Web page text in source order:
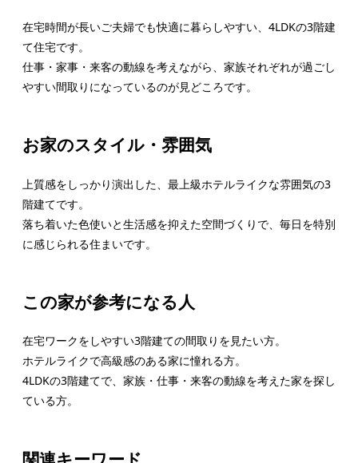
在宅時間が長いご夫婦でも快適に暮らしやすい、4LDKの3階建
て住宅です。
仕事・家事・来客の動線を考えながら、家族それぞれが過ごし
やすい間取りになっているのが見どころです。
お家のスタイル・雰囲気
上質感をしっかり演出した、最上級ホテルライクな雰囲気の3
階建てです。
落ち着いた色使いと生活感を抑えた空間づくりで、毎日を特別
に感じられる住まいです。
この家が参考になる人
在宅ワークをしやすい3階建ての間取りを見たい方。
ホテルライクで高級感のある家に憧れる方。
4LDKの3階建てで、家族・仕事・来客の動線を考えた家を探し
ている方。